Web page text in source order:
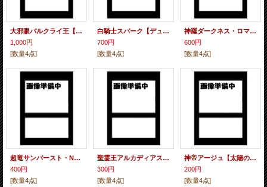
大邪眼バルクライ王【サーガ・デュエル〜ロマノフ見参〜 上位賞】
1,000円
[数量4点]
白騎士スパーク【デュエルロードNEX 優勝】
700円
[数量4点]
神羅ダークネス・ロマノフ【デュエルロードNEX優勝】
600円
[数量4点]
超竜サンバースト・NEX【映画入場者特典、映画第2作DVD付録】【未開封】
400円
[数量4点]
聖霊王アルカディアス【明治DMチョコ第4弾おまけカード】
300円
[数量4点]
神帝アージュ【太陽のプロモキャンペーンA賞景品、映画第2作DVD付録】
200円
[数量4点]